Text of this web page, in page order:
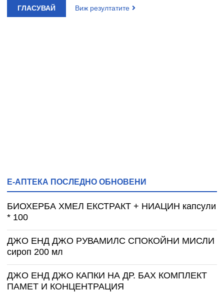
ГЛАСУВАЙ Виж резултатите
Е-АПТЕКА ПОСЛЕДНО ОБНОВЕНИ
БИОХЕРБА ХМЕЛ ЕКСТРАКТ + НИАЦИН капсули
* 100
ДЖО ЕНД ДЖО РУВАМИЛС СПОКОЙНИ МИСЛИ
сироп 200 мл
ДЖО ЕНД ДЖО КАПКИ НА ДР. БАХ КОМПЛЕКТ
ПАМЕТ И КОНЦЕНТРАЦИЯ